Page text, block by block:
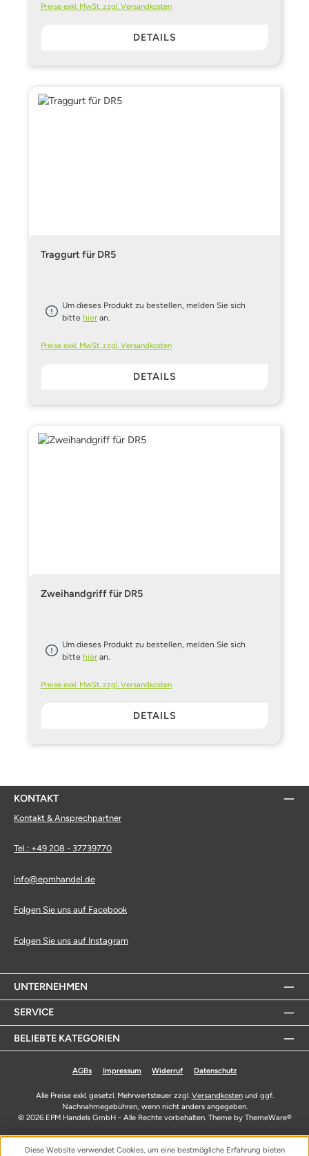
Preise exkl. MwSt. zzgl. Versandkosten
DETAILS
Traggurt für DR5
Um dieses Produkt zu bestellen, melden Sie sich
bittehier an.
Preise exkl. MwSt. zzgl. Versandkosten
DETAILS
Zweihandgriff für DR5
Um dieses Produkt zu bestellen, melden Sie sich
bittehier an.
Preise exkl. MwSt. zzgl. Versandkosten
DETAILS
KONTAKT
Kontakt & Ansprechpartner
Tel.: +49 208 - 37739770
info@epmhandel.de
Folgen Sie uns auf Facebook
Folgen Sie uns auf Instagram
UNTERNEHMEN
SERVICE
BELIEBTE KATEGORIEN
AGBs Impressum Widerruf Datenschutz
Alle Preise exkl. gesetzl. Mehrwertsteuer zzgl. Versandkostenund ggf.
Nachnahmegebühren, wenn nicht anders angegeben.
© 2026 EPM Handels GmbH - Alle Rechte vorbehalten. Theme by ThemeWare®
Diese Website verwendet Cookies, um eine bestmögliche Erfahrung bieten